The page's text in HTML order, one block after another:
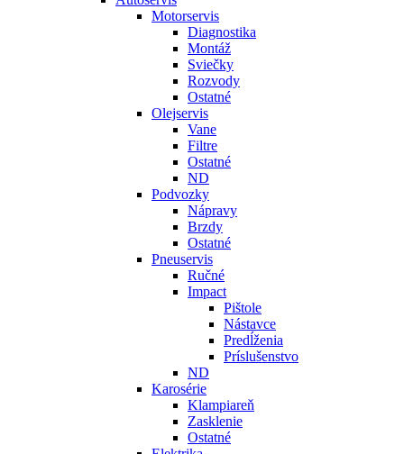
Motorservis
Diagnostika
Montáž
Sviečky
Rozvody
Ostatné
Olejservis
Vane
Filtre
Ostatné
ND
Podvozky
Nápravy
Brzdy
Ostatné
Pneuservis
Ručné
Impact
Pištole
Nástavce
Predĺženia
Príslušenstvo
ND
Karosérie
Klampiareň
Zasklenie
Ostatné